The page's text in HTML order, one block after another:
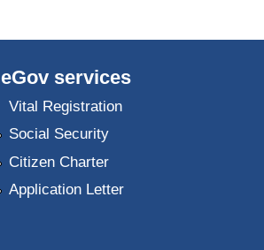
eGov services
Vital Registration
Social Security
Citizen Charter
Application Letter